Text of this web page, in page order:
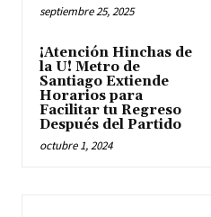
septiembre 25, 2025
¡Atención Hinchas de
la U! Metro de
Santiago Extiende
Horarios para
Facilitar tu Regreso
Después del Partido
octubre 1, 2024